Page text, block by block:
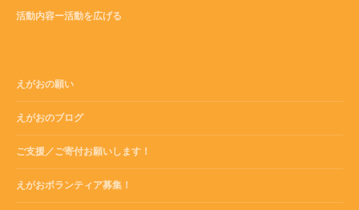
活動内容ー活動を広げる
えがおの願い
えがおのブログ
ご支援／ご寄付お願いします！
えがおボランティア募集！